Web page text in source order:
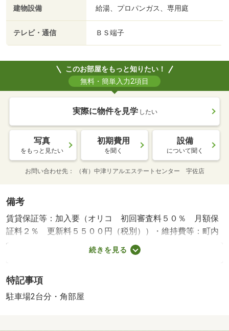
建物設備 給湯、プロパンガス、専用庭
テレビ・通信 ＢＳ端子
このお部屋をもっと知りたい！
無料・簡単入力2項目
実際に物件を見学 したい
写真
をもっと見たい
初期費用
を聞く
設備
について聞く
お問い合わせ先 （有）中津リアルエステートセンター 宇佐店
備考
賃貸保証等：加入要（オリコ 初回審査料５０％ 月額保
証料２％ 更新料５５００円（税別））・維持費等：町内
会費２，４００円／年・積水ハウス施工の賃貸物件です。
明るい室内！！２階の角部屋です。近くにコンビニがあり
ッチン♪間取りが反転になります。駐車場２台目確保可能
（３０００円）/クリーニング代 44000円
続きを見る
特記事項
駐車場2台分・角部屋